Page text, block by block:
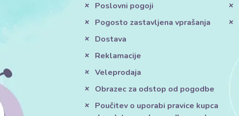
Poslovni pogoji
Pogosto zastavljena vprašanja
Dostava
Reklamacije
Veleprodaja
Obrazec za odstop od pogodbe
Poučitev o uporabi pravice kupca